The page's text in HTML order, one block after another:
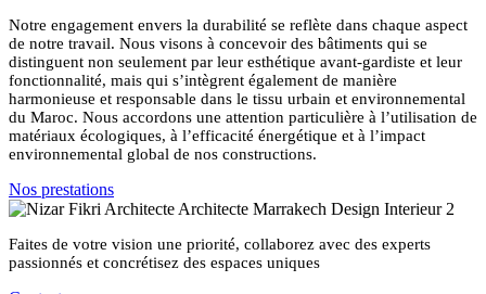
Notre engagement envers la durabilité se reflète dans chaque aspect
de notre travail. Nous visons à concevoir des bâtiments qui se
distinguent non seulement par leur esthétique avant-gardiste et leur
fonctionnalité, mais qui s’intègrent également de manière
harmonieuse et responsable dans le tissu urbain et environnemental
du Maroc. Nous accordons une attention particulière à l’utilisation de
matériaux écologiques, à l’efficacité énergétique et à l’impact
environnemental global de nos constructions.
Nos prestations
Faites de votre vision une priorité, collaborez avec des experts
passionnés et concrétisez des espaces uniques